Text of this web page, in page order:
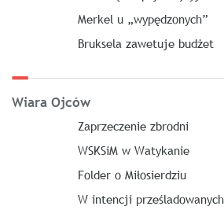
Merkel u „wypędzonych”
Bruksela zawetuje budżet
Wiara Ojców
Zaprzeczenie zbrodni
WSKSiM w Watykanie
Folder o Miłosierdziu
W intencji